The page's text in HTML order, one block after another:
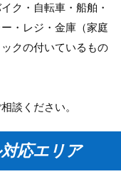
ク・自転車・船舶・
・レジ・金庫（家庭
クの付いているもの
談ください。
応エリア